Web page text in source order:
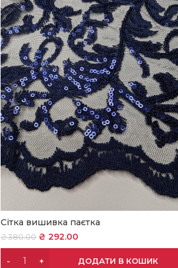
Сітка вишивка паєтка
₴380.00 ₴ 292.00
ДОДАТИ В КОШИК